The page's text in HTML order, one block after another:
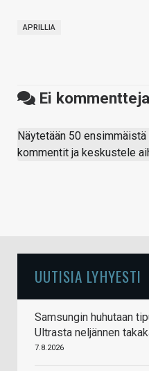
APRILLIA
Ei
Näytetään 50
kommentit ja keskustele
UUTISIA LYHYESTI
Samsungin huhutaan
Ultrasta neljännen
7.8.2026